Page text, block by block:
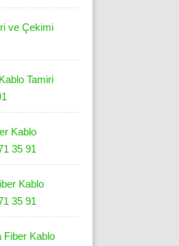
ve Çekimi
Tamiri
Kablo
35 91
Kablo
35 91
Fiber Kablo